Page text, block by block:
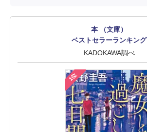
本 （文庫）
ベストセラーランキング
KADOKAWA調べ
1位